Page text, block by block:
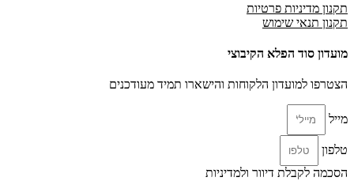
תקנון מדיניות פרטיות
תקנון תנאי שימוש
מועדון סוד הפלא הקיבוצי
הצטרפו למועדון הלקוחות והישארו תמיד מעודכנים
מייל
טלפון
הסכמה לקבלת דיוור ולמדיניות